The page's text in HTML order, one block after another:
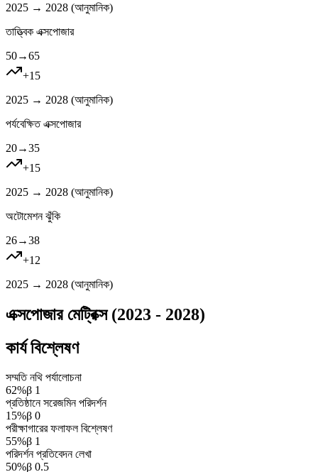
2025 → 2028 (আনুমানিক)
তাত্ত্বিক এক্সপোজার
50→65
+15
2025 → 2028 (আনুমানিক)
পর্যবেক্ষিত এক্সপোজার
20→35
+15
2025 → 2028 (আনুমানিক)
অটোমেশন ঝুঁকি
26→38
+12
2025 → 2028 (আনুমানিক)
এক্সপোজার মেট্রিক্স (2023 - 2028)
কার্য বিশ্লেষণ
সম্মতি নথি পর্যালোচনা
62%β 1
প্রতিষ্ঠানে সরেজমিন পরিদর্শন
15%β 0
পরীক্ষাগারের ফলাফল বিশ্লেষণ
55%β 1
পরিদর্শন প্রতিবেদন লেখা
50%β 0.5